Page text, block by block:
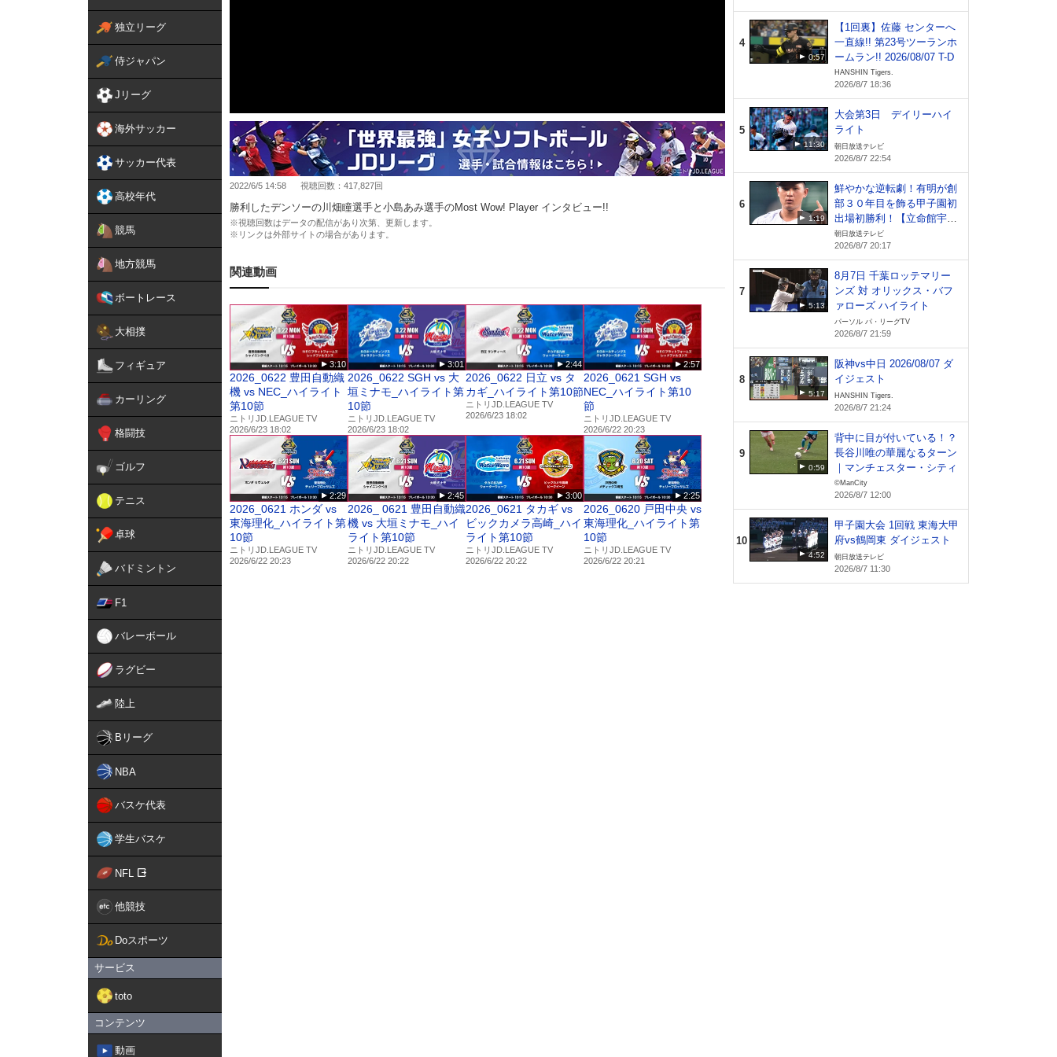
独立リーグ
侍ジャパン
Jリーグ
海外サッカー
サッカー代表
高校年代
競馬
地方競馬
ボートレース
大相撲
フィギュア
カーリング
格闘技
ゴルフ
テニス
卓球
バドミントン
F1
バレーボール
ラグビー
陸上
Bリーグ
NBA
バスケ代表
学生バスケ
NFL
他競技
Doスポーツ
サービス
toto
コンテンツ
動画
2022/6/5 14:58 視聴回数：417,827回
勝利したデンソーの川畑瞳選手と小島あみ選手のMost Wow! Player インタビュー!!
※視聴回数はデータの配信があり次第、更新します。
※リンクは外部サイトの場合があります。
関連動画
3:10
2026_0622 豊田自動織
機 vs NEC_ハイライト
第10節
ニトリJD.LEAGUE TV
2026/6/23 18:02
3:01
2026_0622 SGH vs 大
垣ミナモ_ハイライト第
10節
ニトリJD.LEAGUE TV
2026/6/23 18:02
2:44
2026_0622 日立 vs タ
カギ_ハイライト第10節
ニトリJD.LEAGUE TV
2026/6/23 18:02
2:57
2026_0621 SGH vs
NEC_ハイライト第10
節
ニトリJD.LEAGUE TV
2026/6/22 20:23
2:29
2026_0621 ホンダ vs
東海理化_ハイライト第
10節
ニトリJD.LEAGUE TV
2026/6/22 20:23
2:45
2026_ 0621 豊田自動織
機 vs 大垣ミナモ_ハイ
ライト第10節
ニトリJD.LEAGUE TV
2026/6/22 20:22
3:00
2026_0621 タカギ vs
ビックカメラ高崎_ハイ
ライト第10節
ニトリJD.LEAGUE TV
2026/6/22 20:22
2:25
2026_0620 戸田中央 vs
東海理化_ハイライト第
10節
ニトリJD.LEAGUE TV
2026/6/22 20:21
4
0:57
【1回裏】佐藤 センターへ
一直線!! 第23号ツーランホ
ームラン!! 2026/08/07 T-D
HANSHIN Tigers.
2026/8/7 18:36
5
11:30
大会第3日 デイリーハイ
ライト
朝日放送テレビ
2026/8/7 22:54
6
1:19
鮮やかな逆転劇！有明が創
部３０年目を飾る甲子園初
出場初勝利！【立命館宇治
vs有明】
朝日放送テレビ
2026/8/7 20:17
7
5:13
8月7日 千葉ロッテマリー
ンズ 対 オリックス・バフ
ァローズ ハイライト
パーソル パ・リーグTV
2026/8/7 21:59
8
5:17
阪神vs中日 2026/08/07 ダ
イジェスト
HANSHIN Tigers.
2026/8/7 21:24
9
0:59
背中に目が付いている！？
長谷川唯の華麗なるターン
｜マンチェスター・シティ
©ManCity
2026/8/7 12:00
10
4:52
甲子園大会 1回戦 東海大甲
府vs鶴岡東 ダイジェスト
朝日放送テレビ
2026/8/7 11:30